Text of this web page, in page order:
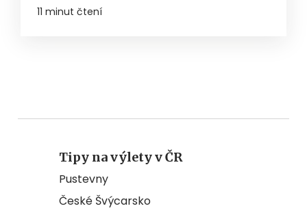
11 minut čtení
Tipy na výlety v ČR
Pustevny
České Švýcarsko